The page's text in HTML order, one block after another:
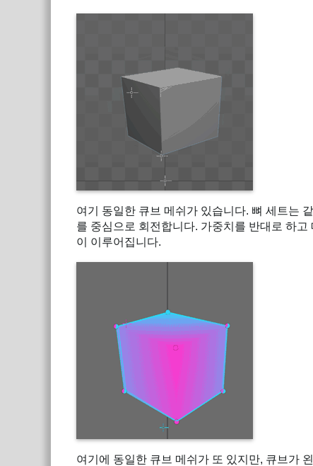
여기 동일한 큐브 메쉬가 있습니다. 뼈 세트는
를 중심으로 회전합니다. 가중치를 반대로 하
이 이루어집니다.
여기에 동일한 큐브 메쉬가 또 있지만, 큐브가